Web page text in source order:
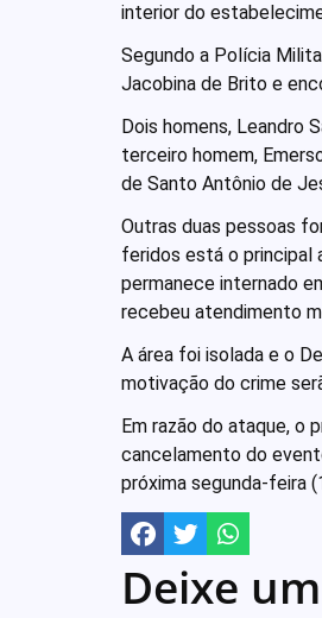
interior do
Segundo a Polícia
Jacobina de Brito e
Dois homens, Leandro
terceiro homem,
de Santo Antônio de
Outras duas pessoas
feridos está o principal
permanece internado
recebeu atendimento
A área foi isolada e o
motivação do crime
Em razão do ataque, o
cancelamento do
próxima segunda-feira
Deixe